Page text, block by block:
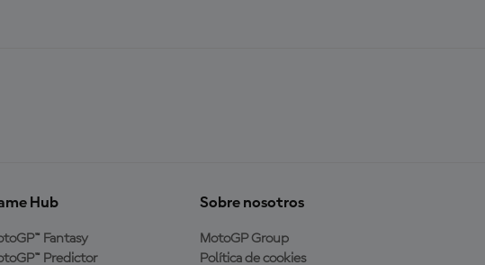
Hub
Fantasy
Predictor
Sobre nosotros
MotoGP Group
Política de cookies